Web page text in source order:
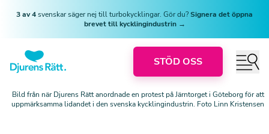
3 av 4svenskar säger nej till turbokycklingar. Gör du?Signera det öppna
brevet till kycklingindustrin →
STÖD OSS
Bild från när Djurens Rätt anordnade en protest på Järntorget i Göteborg för att
uppmärksamma lidandet i den svenska kycklingindustrin. Foto Linn Kristensen